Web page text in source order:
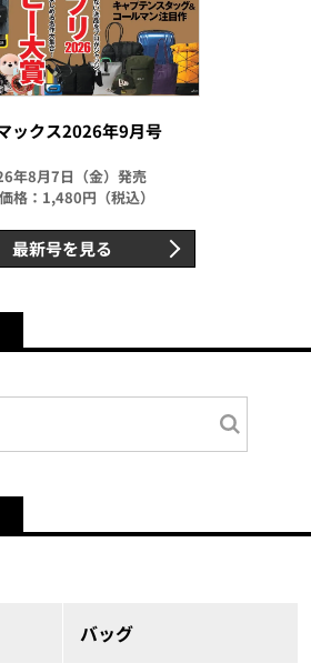
ックス2026年9月号
年8月7日（金）発売
格：1,480円（税込）
最新号を見る
バッグ